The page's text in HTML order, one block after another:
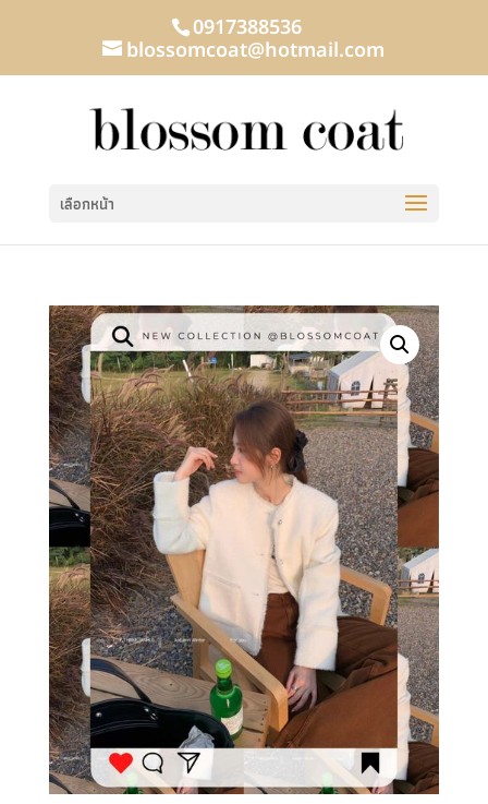
0917388536
blossomcoat@hotmail.com
เลือกหน้า